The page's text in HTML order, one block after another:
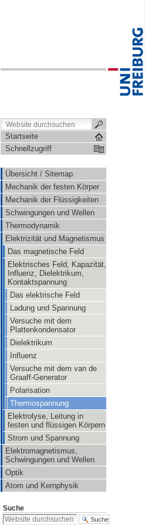
Startseite
Schnellzugriff
Übersicht / Sitemap
Mechanik der festen Körper
Mechanik der Flüssigkeiten
Schwingungen und Wellen
Thermodynamik
Elektrizität und Magnetismus
Das magnetische Feld
Elektrisches Feld, Kapazität,
Influenz, Dielektrikum,
Kontaktspannung
Das elektrische Feld
Ladung und Spannung
Versuche mit dem
Plattenkondensator
Dielektrikum
Influenz
Versuche mit dem van de
Graaff-Generator
Polarisation
Thermospannung
Elektrolyse, Leitung in
festen und flüssigen Körpern
Strom und Spannung
Elektromagnetismus,
Schwingungen und Wellen
Optik
Atom und Kernphysik
Suche